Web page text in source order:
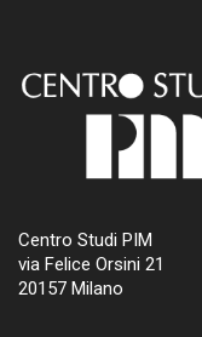
Centro Studi PIM
via Felice Orsini 21
20157 Milano